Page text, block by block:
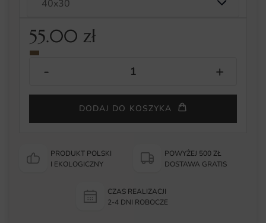
55.00 zł
DODAJ DO KOSZYKA
PRODUKT POLSKI
I EKOLOGICZNY
POWYŻEJ 500 ZŁ
DOSTAWA GRATIS
CZAS REALIZACJI
2-4 DNI ROBOCZE